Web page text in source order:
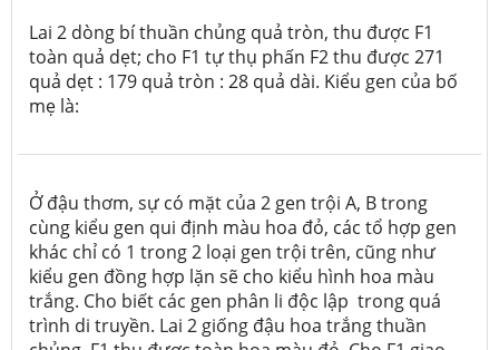
Lai 2 dòng bí thuần chủng quả tròn, thu được F1
toàn quả dẹt; cho F1 tự thụ phấn F2 thu được 271
quả dẹt : 179 quả tròn : 28 quả dài. Kiểu gen của bố
mẹ là:
Ở đậu thơm, sự có mặt của 2 gen trội A, B trong
cùng kiểu gen qui định màu hoa đỏ, các tổ hợp gen
khác chỉ có 1 trong 2 loại gen trội trên, cũng như
kiểu gen đồng hợp lặn sẽ cho kiểu hình hoa màu
trắng. Cho biết các gen phân li độc lập trong quá
trình di truyền. Lai 2 giống đậu hoa trắng thuần